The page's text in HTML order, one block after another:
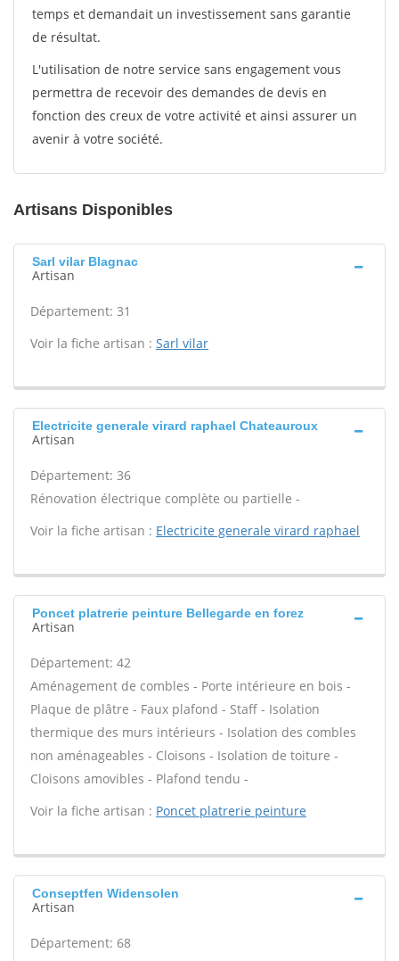
temps et demandait un investissement sans garantie
de résultat.
L'utilisation de notre service sans engagement vous
permettra de recevoir des demandes de devis en
fonction des creux de votre activité et ainsi assurer un
avenir à votre société.
Artisans Disponibles
Sarl vilar Blagnac
Artisan
Département: 31
Voir la fiche artisan : Sarl vilar
Electricite generale virard raphael Chateauroux
Artisan
Département: 36
Rénovation électrique complète ou partielle -
Voir la fiche artisan : Electricite generale virard raphael
Poncet platrerie peinture Bellegarde en forez
Artisan
Département: 42
Aménagement de combles - Porte intérieure en bois -
Plaque de plâtre - Faux plafond - Staff - Isolation
thermique des murs intérieurs - Isolation des combles
non aménageables - Cloisons - Isolation de toiture -
Cloisons amovibles - Plafond tendu -
Voir la fiche artisan : Poncet platrerie peinture
Conseptfen Widensolen
Artisan
Département: 68